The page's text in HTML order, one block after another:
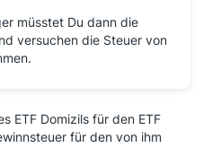
müsstet Du dann die
versuchen die Steuer von
ETF Domizils für den ETF
für den von ihm